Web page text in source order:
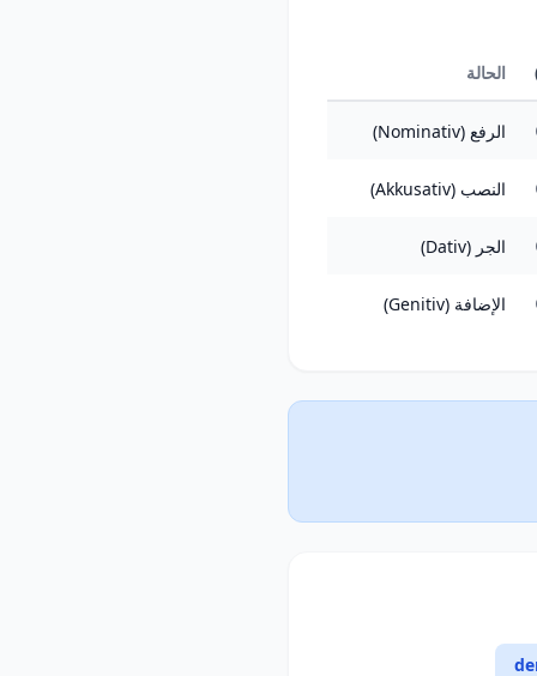
الحالة
الرفع (Nominativ)
النصب (Akkusativ)
الجر (Dativ)
الإضافة (Genitiv)